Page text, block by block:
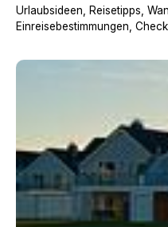
Urlaubsideen, Reisetipps,
Einreisebestimmungen,
Dogfluencerin Pia mit